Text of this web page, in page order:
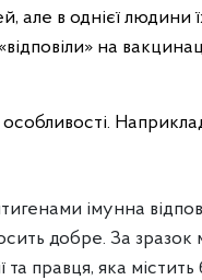
але в однієї людини
на
особливості.
імунна
добре. За зразок
правця, яка